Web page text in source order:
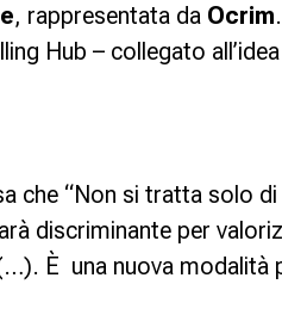
, rappresentata da Ocrim
Hub – collegato
che “Non si tratta solo
discriminante per
È una nuova modalità